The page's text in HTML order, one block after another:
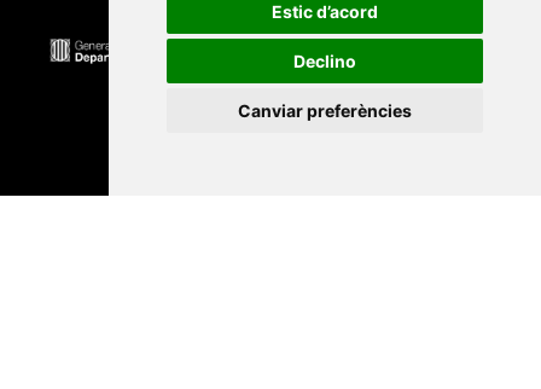
Estic d’acord
Declino
Canviar preferències